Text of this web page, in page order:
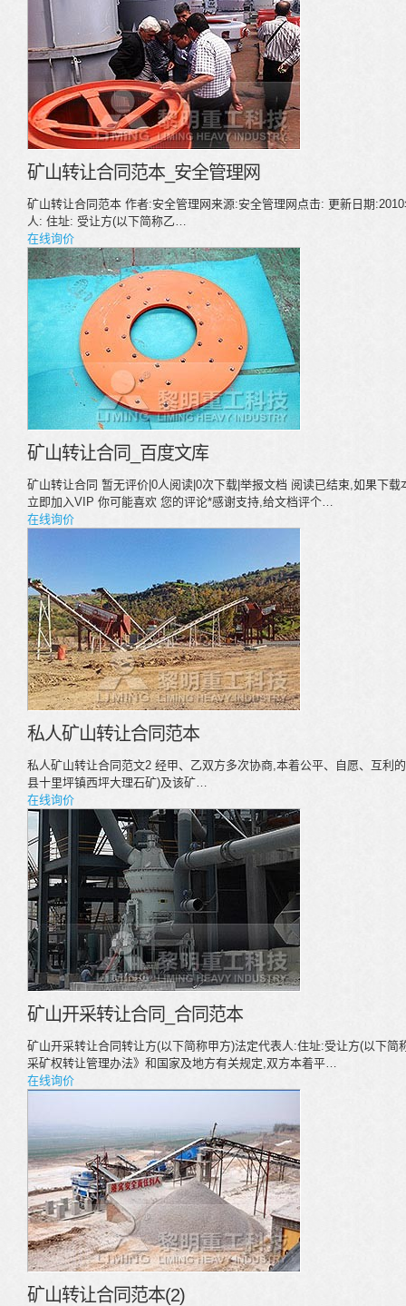
矿山转让合同范本_安全管理网
矿山转让合同范本 作者:安全管理网来源:安全管理网点击: 更新日期
人: 住址: 受让方(以下简称乙…
在线询价
矿山转让合同_百度文库
矿山转让合同 暂无评价|0人阅读|0次下载|举报文档 阅读已结束,如果下
立即加入VIP 你可能喜欢 您的评论*感谢支持,给文档评个…
在线询价
私人矿山转让合同范本
私人矿山转让合同范文2 经甲、乙双方多次协商,本着公平、自愿、互利
县十里坪镇西坪大理石矿)及该矿…
在线询价
矿山开采转让合同_合同范本
矿山开采转让合同转让方(以下简称甲方)法定代表人:住址:受让方(以下
采矿权转让管理办法》和国家及地方有关规定,双方本着平…
在线询价
矿山转让合同范本(2)